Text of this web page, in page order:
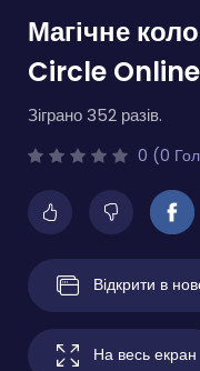
Магічне
Circle Online
Зіграно 352 разів.
0 (0
Відкрити в
На весь екран